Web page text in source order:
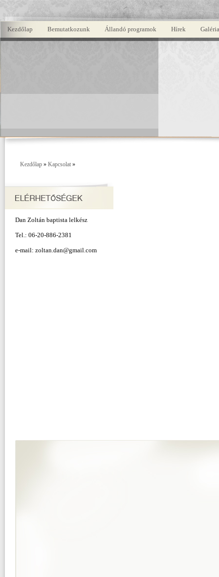
Kezdőlap Bemutatkozunk Állandó programok Hírek Galéria
Kezdőlap » Kapcsolat »
Dan Zoltán baptista lelkész
Tel.: 06-20-886-2381
e-mail: zoltan.dan@gmail.com